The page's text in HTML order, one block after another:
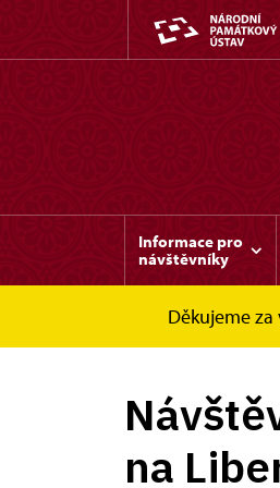
Informace pro
návštěvníky
Děkujeme
Slatiňany
na